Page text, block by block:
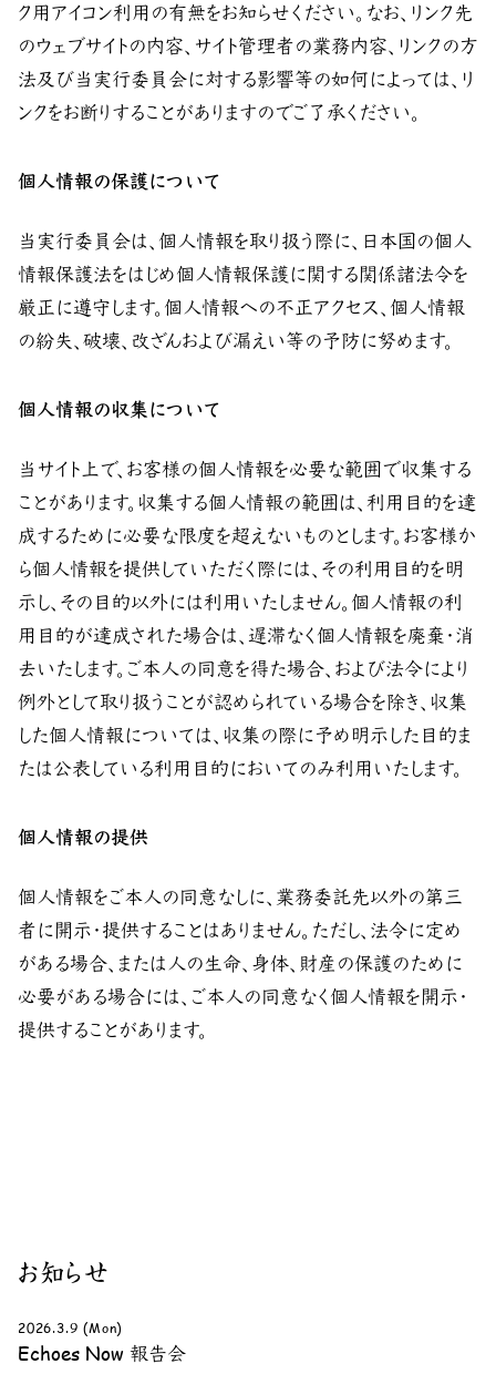
ク用アイコン利用の有無をお知らせください。なお、リンク先
のウェブサイトの内容、サイト管理者の業務内容、リンクの方
法及び当実行委員会に対する影響等の如何によっては、リ
ンクをお断りすることがありますのでご了承ください。
個人情報の保護について
当実行委員会は、個人情報を取り扱う際に、日本国の個人
情報保護法をはじめ個人情報保護に関する関係諸法令を
厳正に遵守します。個人情報への不正アクセス、個人情報
の紛失、破壊、改ざんおよび漏えい等の予防に努めます。
個人情報の収集について
当サイト上で、お客様の個人情報を必要な範囲で収集する
ことがあります。収集する個人情報の範囲は、利用目的を達
成するために必要な限度を超えないものとします。お客様か
ら個人情報を提供していただく際には、その利用目的を明
示し、その目的以外には利用いたしません。個人情報の利
用目的が達成された場合は、遅滞なく個人情報を廃棄・消
去いたします。ご本人の同意を得た場合、および法令により
例外として取り扱うことが認められている場合を除き、収集
した個人情報については、収集の際に予め明示した目的ま
たは公表している利用目的においてのみ利用いたします。
個人情報の提供
個人情報をご本人の同意なしに、業務委託先以外の第三
者に開示・提供することはありません。ただし、法令に定め
がある場合、または人の生命、身体、財産の保護のために
必要がある場合には、ご本人の同意なく個人情報を開示・
提供することがあります。
お知らせ
2026.3.9 (Mon)
Echoes Now 報告会